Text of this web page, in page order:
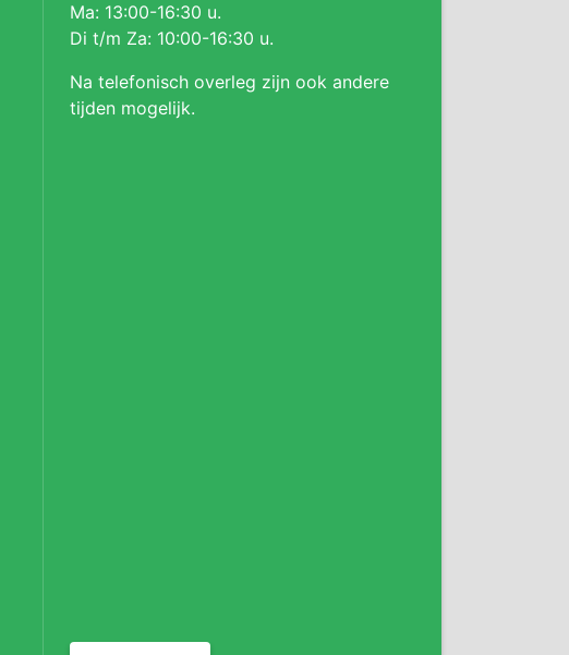
Ma: 13:00-16:30 u.
Di t/m Za: 10:00-16:30 u.
Na telefonisch overleg zijn ook andere
tijden mogelijk.